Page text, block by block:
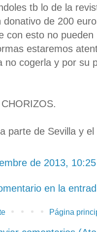
tb lo de la
donativo de 200
con esto no
estaremos
no cogerla y por su
parte de Sevilla y
de 2013, 10:25
en la
Página